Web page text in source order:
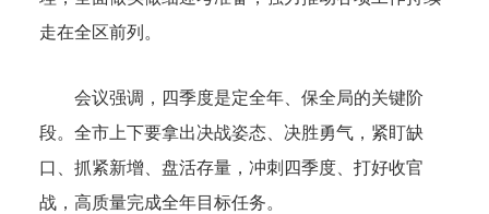
走在全区前列。
会议强调，四季度是定全年、保全局的关键阶
段。全市上下要拿出决战姿态、决胜勇气，紧盯缺
口、抓紧新增、盘活存量，冲刺四季度、打好收官
战，高质量完成全年目标任务。